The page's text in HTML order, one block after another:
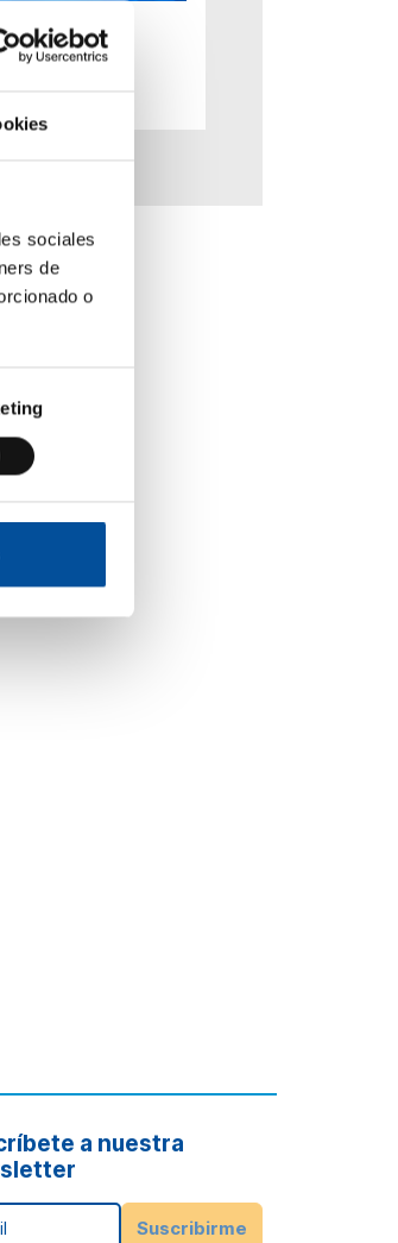
sociales
de
o
Sun&Blue
2025
a nuestra
Suscribirme